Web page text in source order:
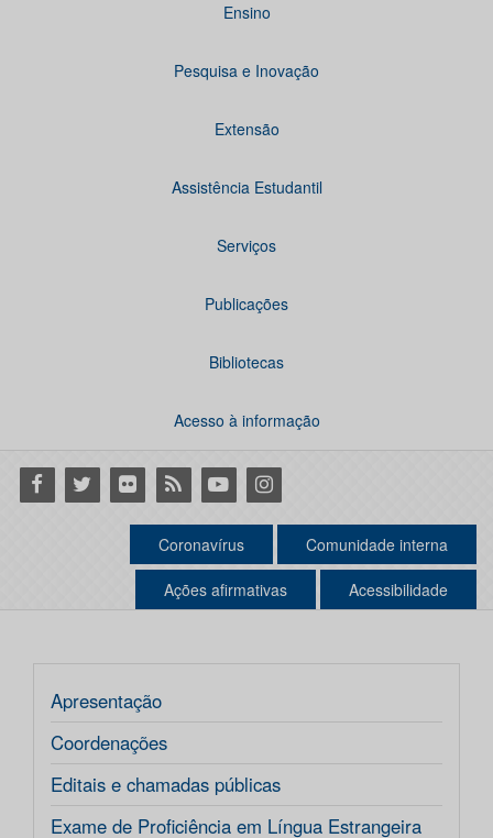
Ensino
Pesquisa e Inovação
Extensão
Assistência Estudantil
Serviços
Publicações
Bibliotecas
Acesso à informação
Facebook
Twitter Flickr RSS YoutubeInstagram
Coronavírus Comunidade interna
Ações afirmativas Acessibilidade
Apresentação
Coordenações
Editais e chamadas públicas
Exame de Proficiência em Língua Estrangeira